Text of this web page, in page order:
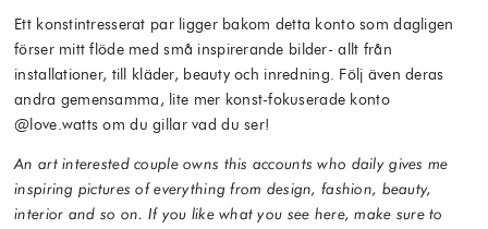
Ett konstintresserat par ligger bakom detta konto som dagligen
förser mitt flöde med små inspirerande bilder- allt från
installationer, till kläder, beauty och inredning. Följ även deras
andra gemensamma, lite mer konst-fokuserade konto
@love.watts om du gillar vad du ser!
An art interested couple owns this accounts who daily gives me
inspiring pictures of everything from design, fashion, beauty,
interior and so on. If you like what you see here, make sure to